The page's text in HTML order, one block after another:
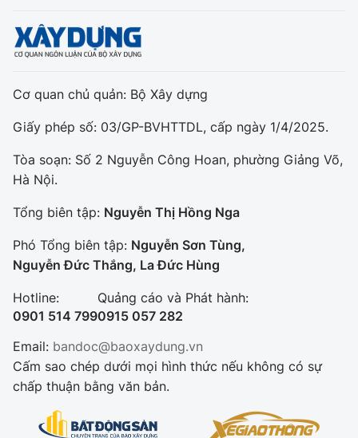
Cơ quan chủ quản: Bộ Xây dựng
Giấy phép số: 03/GP-BVHTTDL, cấp ngày 1/4/2025.
Tòa soạn: Số 2 Nguyễn Công Hoan, phường Giảng Võ,
Hà Nội.
Tổng biên tập: Nguyễn Thị Hồng Nga
Phó Tổng biên tập: Nguyễn Sơn Tùng,
Nguyễn Đức Thắng, La Đức Hùng
Hotline:
0901 514 799
Quảng cáo và Phát hành:
0915 057 282
Email: bandoc@baoxaydung.vn
Cấm sao chép dưới mọi hình thức nếu không có sự
chấp thuận bằng văn bản.